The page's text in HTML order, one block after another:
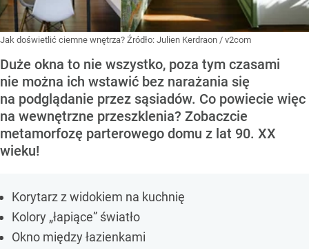
Jak doświetlić ciemne wnętrza? Źródło: Julien Kerdraon / v2com
Duże okna to nie wszystko, poza tym czasami
nie można ich wstawić bez narażania się
na podglądanie przez sąsiadów. Co powiecie więc
na wewnętrzne przeszklenia? Zobaczcie
metamorfozę parterowego domu z lat 90. XX
wieku!
Korytarz z widokiem na kuchnię
Kolory „łapiące” światło
Okno między łazienkami